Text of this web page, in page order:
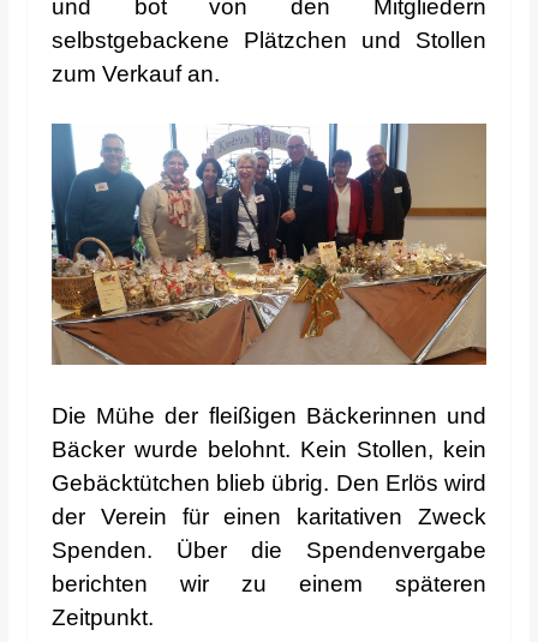
und bot von den Mitgliedern
selbstgebackene Plätzchen und Stollen
zum Verkauf an.
Die Mühe der fleißigen Bäckerinnen und
Bäcker wurde belohnt. Kein Stollen, kein
Gebäcktütchen blieb übrig. Den Erlös wird
der Verein für einen karitativen Zweck
Spenden. Über die Spendenvergabe
berichten wir zu einem späteren
Zeitpunkt.